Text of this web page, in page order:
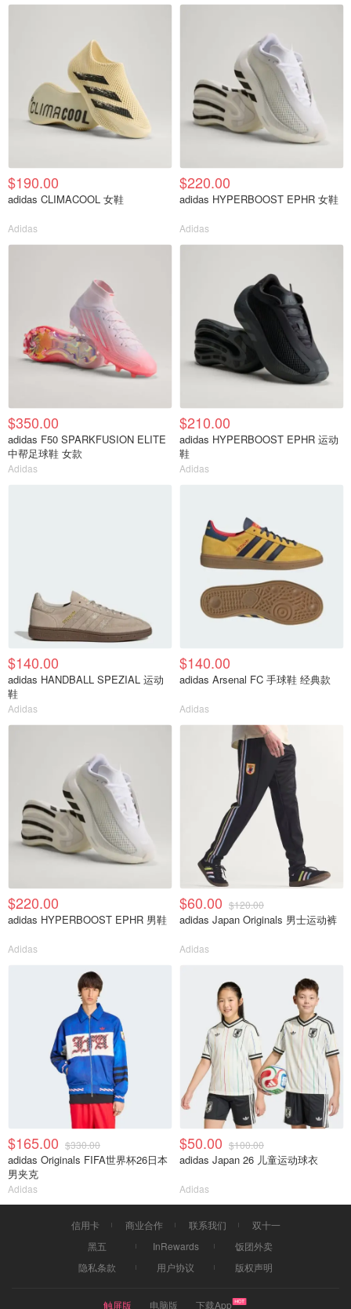
$190.00
adidas CLIMACOOL 女鞋
Adidas
$220.00
adidas HYPERBOOST EPHR 女鞋
Adidas
$350.00
adidas F50 SPARKFUSION ELITE
中帮足球鞋 女款
Adidas
$210.00
adidas HYPERBOOST EPHR 运动
鞋
Adidas
$140.00
adidas HANDBALL SPEZIAL 运动
鞋
Adidas
$140.00
adidas Arsenal FC 手球鞋 经典款
Adidas
$220.00
adidas HYPERBOOST EPHR 男鞋
Adidas
$60.00 $120.00
adidas Japan Originals 男士运动裤
Adidas
$165.00 $330.00
adidas Originals FIFA世界杯26日本
男夹克
Adidas
$50.00 $100.00
adidas Japan 26 儿童运动球衣
Adidas
信用卡 商业合作 联系我们
双十一
黑五
InRewards
饭团外卖
隐私条款
用户协议 版权声明
触屏版 电脑版 下载App